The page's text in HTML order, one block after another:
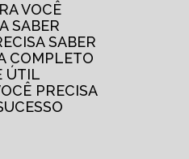
VOCÊ
SABER
SABER
COMPLETO
ÚTIL
PRECISA